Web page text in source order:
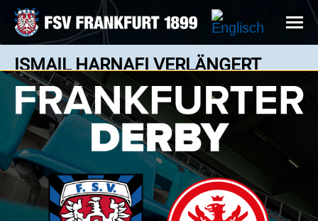
ISMAIL HARNAFI VERLÄNGERT
VORZEITIG BEIM FSV FRANKFURT!